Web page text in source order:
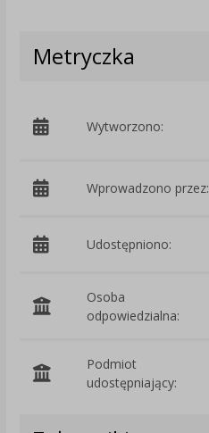
Metryczka
Wytworzono:
Wprowadzono przez:
Udostępniono:
Osoba
odpowiedzialna:
Podmiot
udostępniający: